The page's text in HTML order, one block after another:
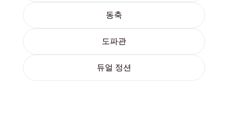
동축
도파관
듀얼 정션